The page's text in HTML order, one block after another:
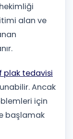
alan ve
plak tedavisi
Ancak
için
başlamak